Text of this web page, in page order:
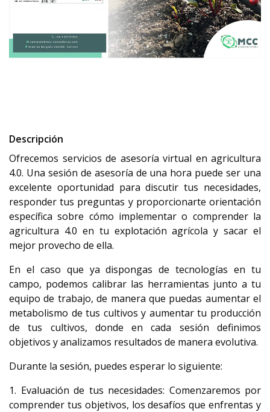
Descripción
Ofrecemos servicios de asesoría virtual en agricultura
4.0. Una sesión de asesoría de una hora puede ser una
excelente oportunidad para discutir tus necesidades,
responder tus preguntas y proporcionarte orientación
específica sobre cómo implementar o comprender la
agricultura 4.0 en tu explotación agrícola y sacar el
mejor provecho de ella.
En el caso que ya dispongas de tecnologías en tu
campo, podemos calibrar las herramientas junto a tu
equipo de trabajo, de manera que puedas aumentar el
metabolismo de tus cultivos y aumentar tu producción
de tus cultivos, donde en cada sesión definimos
objetivos y analizamos resultados de manera evolutiva.
Durante la sesión, puedes esperar lo siguiente:
1. Evaluación de tus necesidades: Comenzaremos por
comprender tus objetivos, los desafíos que enfrentas y